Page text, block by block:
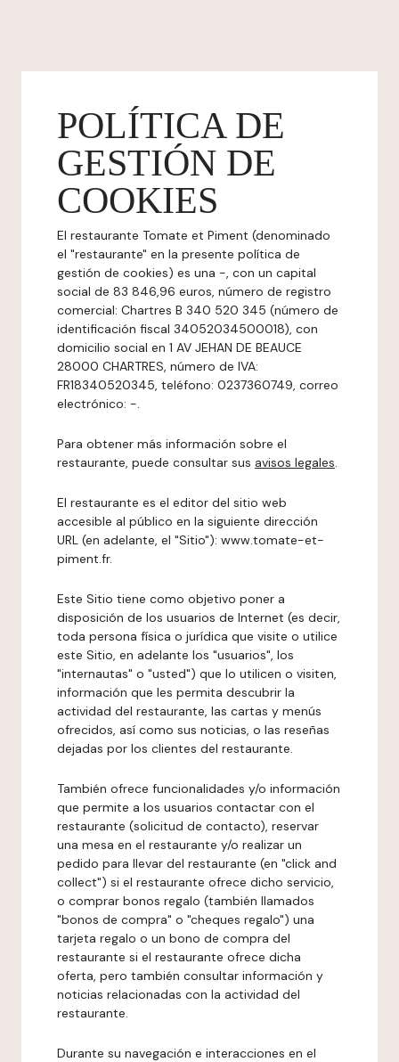
POLÍTICA DE
GESTIÓN DE
COOKIES
El restaurante Tomate et Piment (denominado
el "restaurante" en la presente política de
gestión de cookies) es una -, con un capital
social de 83 846,96 euros, número de registro
comercial: Chartres B 340 520 345 (número de
identificación fiscal 34052034500018), con
domicilio social en 1 AV JEHAN DE BEAUCE
28000 CHARTRES, número de IVA:
FR18340520345, teléfono: 0237360749, correo
electrónico: -.
Para obtener más información sobre el
restaurante, puede consultar sus avisos legales.
El restaurante es el editor del sitio web
accesible al público en la siguiente dirección
URL (en adelante, el "Sitio"): www.tomate-et-
piment.fr.
Este Sitio tiene como objetivo poner a
disposición de los usuarios de Internet (es decir,
toda persona física o jurídica que visite o utilice
este Sitio, en adelante los "usuarios", los
"internautas" o "usted") que lo utilicen o visiten,
información que les permita descubrir la
actividad del restaurante, las cartas y menús
ofrecidos, así como sus noticias, o las reseñas
dejadas por los clientes del restaurante.
También ofrece funcionalidades y/o información
que permite a los usuarios contactar con el
restaurante (solicitud de contacto), reservar
una mesa en el restaurante y/o realizar un
pedido para llevar del restaurante (en "click and
collect") si el restaurante ofrece dicho servicio,
o comprar bonos regalo (también llamados
"bonos de compra" o "cheques regalo") una
tarjeta regalo o un bono de compra del
restaurante si el restaurante ofrece dicha
oferta, pero también consultar información y
noticias relacionadas con la actividad del
restaurante.
Durante su navegación e interacciones en el